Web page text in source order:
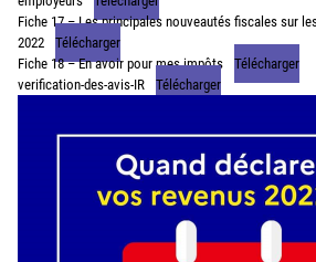
Fiche 17 – Les principales nouveautés fiscales sur
2022
Télécharger
Fiche 18 – En avoir pour mes impôts
Télécharger
verification-des-avis-IR
Télécharger